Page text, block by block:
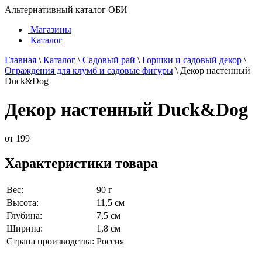
Альтернативный каталог ОБИ
Магазины
Каталог
Главная \ Каталог \ Садовый рай \ Горшки и садовый декор \
Ограждения для клумб и садовые фигуры \ Декор настенный
Duck&Dog
Декор настенный Duck&Dog
от 199
Характеристики товара
Вес:
90 г
Высота:
11,5 см
Глубина:
7,5 см
Ширина:
1,8 см
Страна производства: Россия